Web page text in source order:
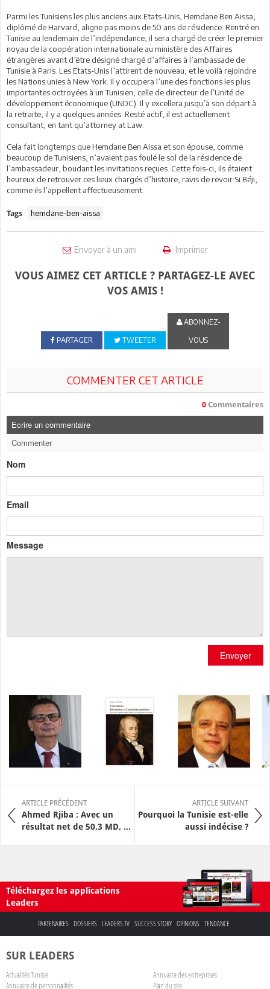
Parmi les Tunisiens les plus anciens aux Etats-Unis, Hemdane Ben Aissa,
diplômé de Harvard, aligne pas moins de 50 ans de résidence. Rentré en
Tunisie au lendemain de l’indépendance, il sera chargé de créer le premier
noyau de la coopération internationale au ministère des Affaires
étrangères avant d’être désigné chargé d’affaires à l’ambassade de
Tunisie à Paris. Les Etats-Unis l’attirent de nouveau, et le voilà rejoindre
les Nations unies à New York. Il y occupera l’une des fonctions les plus
importantes octroyées à un Tunisien, celle de directeur de l’Unité de
développement économique (UNDC). Il y excellera jusqu’à son départ à
la retraite, il y a quelques années. Resté actif, il est actuellement
consultant, en tant qu’attorney at Law.
Cela fait longtemps que Hemdane Ben Aissa et son épouse, comme
beaucoup de Tunisiens, n’avaient pas foulé le sol de la résidence de
l’ambassadeur, boudant les invitations reçues. Cette fois-ci, ils étaient
heureux de retrouver ces lieux chargés d’histoire, ravis de revoir Si Béji,
comme ils l’appellent affectueusement.
Tags : hemdane-ben-aissa
Envoyer à un ami Imprimer
VOUS AIMEZ CET ARTICLE ? PARTAGEZ-LE AVEC
VOS AMIS !
PARTAGER TWEETER
ABONNEZ-
VOUS
COMMENTER CET ARTICLE
0 Commentaires
Ecrire un commentaire
Commenter
Nom
Email
Message
Envoyer
ARTICLE PRÉCÉDENT
Ahmed Rjiba : Avec un
résultat net de 50,3 MD, ...
ARTICLE SUIVANT
Pourquoi la Tunisie est-elle
aussi indécise ?
Téléchargez les applications
Leaders
PARTENAIRES DOSSIERS LEADERS TV SUCCESS STORY OPINIONS TENDANCE
SUR LEADERS
Actualités Tunisie
Annuaire des entreprises
Annuaire de personnalités
Plan du site